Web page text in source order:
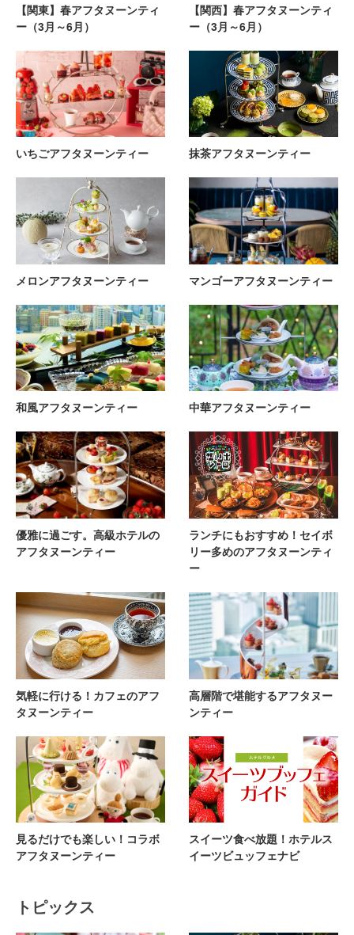
【関東】春アフタヌーンティ
ー（3月～6月）
【関西】春アフタヌーンティ
ー（3月～6月）
いちごアフタヌーンティー 抹茶アフタヌーンティー
メロンアフタヌーンティー マンゴーアフタヌーンティー
和風アフタヌーンティー 中華アフタヌーンティー
優雅に過ごす。高級ホテルの
アフタヌーンティー
ランチにもおすすめ！セイボ
リー多めのアフタヌーンティ
ー
気軽に行ける！カフェのアフ
タヌーンティー
高層階で堪能するアフタヌー
ンティー
見るだけでも楽しい！コラボ
アフタヌーンティー
スイーツ食べ放題！ホテルス
イーツビュッフェナビ
トピックス